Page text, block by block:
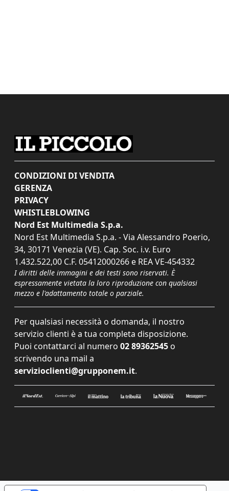
CONDIZIONI DI VENDITA
GERENZA
PRIVACY
WHISTLEBLOWING
Nord Est Multimedia S.p.a.
Nord Est Multimedia S.p.a. - Via Alessandro Poerio,
34, 30171 Venezia (VE). Cap. Soc. i.v. Euro
1.432.522,00 C.F. 05412000266 e REA VE-454332
I diritti delle immagini e dei testi sono riservati. È
espressamente vietata la loro riproduzione con qualsiasi
mezzo e l'adattamento totale o parziale.
Per qualsiasi necessità o domanda, il nostro
servizio clienti è a tua completa disposizione.
Puoi contattarci al numero 02 89362545 o
scrivendo una mail a
servizioclienti@grupponem.it.